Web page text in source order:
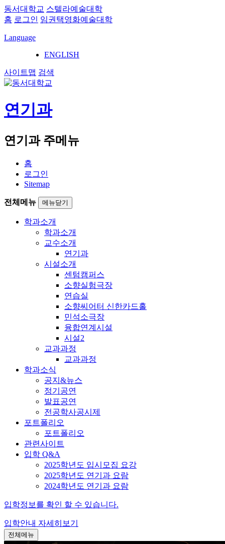
동서대학교 스텔라예술대학
홈 로그인 임권택영화예술대학
Language
ENGLISH
사이트맵 검색
연기과
연기과 주메뉴
홈
로그인
Sitemap
전체메뉴 메뉴닫기
학과소개
학과소개
교수소개
연기과
시설소개
센텀캠퍼스
소향실험극장
연습실
소향씨어터 신한카드홀
민석소극장
융합연계시설
시설2
교과과정
교과과정
학과소식
공지&뉴스
정기공연
발표공연
전공학사공시제
포트폴리오
포트폴리오
관련사이트
입학 Q&A
2025학년도 입시모집 요강
2025학년도 연기과 요람
2024학년도 연기과 요람
입학정보를 확인 할 수 있습니다.
입학안내 자세히보기
전체메뉴